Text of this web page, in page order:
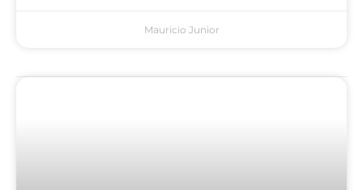
Mauricio Junior